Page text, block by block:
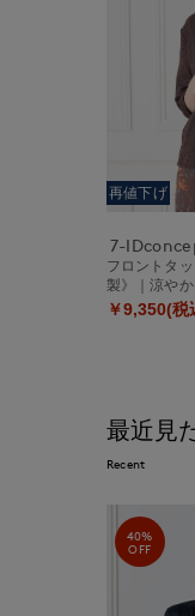
再値下げ
7-
フロントタ
製》｜涼や
￥9,350(税
最近見
Recent
40%
OFF